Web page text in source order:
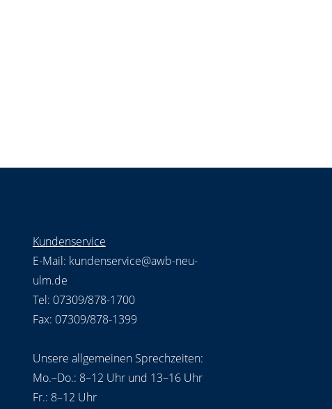
Kundenservice
E-Mail: kundenservice@awb-neu-
ulm.de
Tel: 07309/878-1700
Fax: 07309/878-1399
Unsere allgemeinen Sprechzeiten:
Mo.–Do.: 8–12 Uhr und 13–16 Uhr
Fr.: 8–12 Uhr